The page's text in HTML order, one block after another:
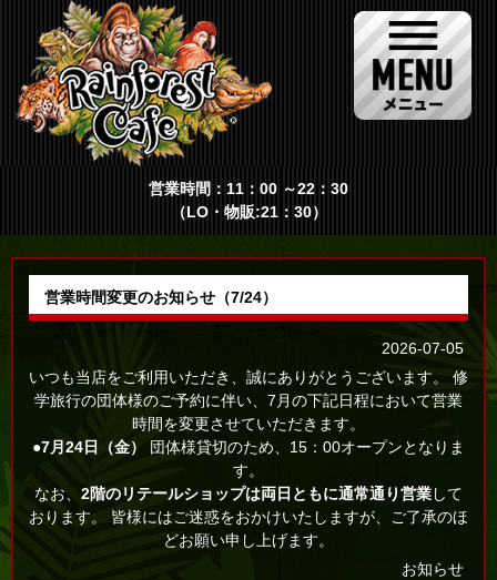
営業時間：11：00 ～22：30
（LO・物販:21：30）
営業時間変更のお知らせ（7/24）
2026-07-05
いつも当店をご利用いただき、誠にありがとうございます。 修
学旅行の団体様のご予約に伴い、7月の下記日程において営業
時間を変更させていただきます。
●7月24日（金）
団体様貸切のため、15：00オープンとなりま
す。
なお、 2階のリテールショップは両日ともに通常通り営業して
おります。 皆様にはご迷惑をおかけいたしますが、ご了承のほ
どお願い申し上げます。
お知らせ